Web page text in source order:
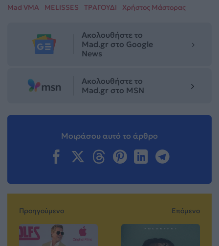
Mad VMA MELISSES ΤΡΑΓΟΥΔΙ Χρήστος Μάστορας
Ακολουθήστε το
Mad.gr στο Google
News
Ακολουθήστε το
Mad.gr στο MSN
Μοιράσου αυτό το άρθρο
Προηγούμενο Επόμενο